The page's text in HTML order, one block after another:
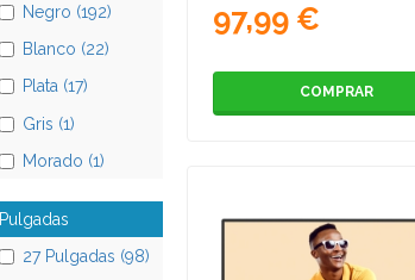
Negro (192)
Blanco (22)
Plata (17)
Gris (1)
Morado (1)
Pulgadas
27 Pulgadas (98)
97,99 €
COMPRAR